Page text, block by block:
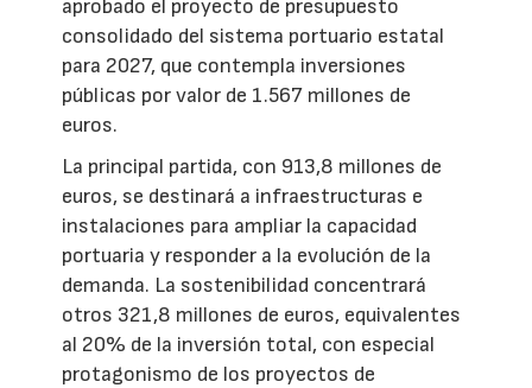
aprobado el proyecto de presupuesto
consolidado del sistema portuario estatal
para 2027, que contempla inversiones
públicas por valor de 1.567 millones de
euros.
La principal partida, con 913,8 millones de
euros, se destinará a infraestructuras e
instalaciones para ampliar la capacidad
portuaria y responder a la evolución de la
demanda. La sostenibilidad concentrará
otros 321,8 millones de euros, equivalentes
al 20% de la inversión total, con especial
protagonismo de los proyectos de